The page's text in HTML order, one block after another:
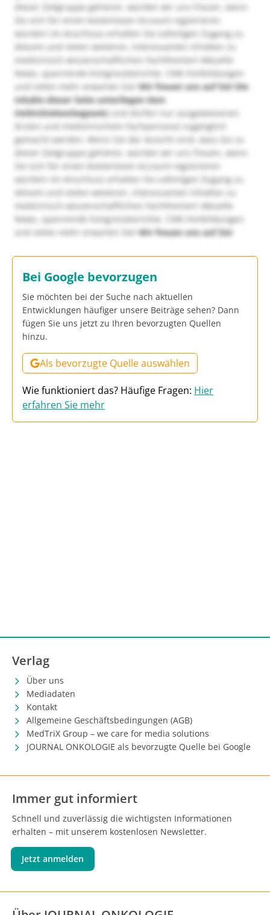
dieser Zielgruppe gehören, würden wir uns freuen, wenn
Sie sich für einen kostenlosen Account registrieren
würden! Im Anschluss erhalten Sie sofortigen Zugang zu
diesem und vielen weiteren, interessanten Inhalten zu
medizinisch-wissenschaftlichen Fachthemen! Aktuelle
News, spannende Kongressberichte, CME-Fortbildungen
und vieles mehr erwarten Sie!Wir freuen uns auf Sie! Die
Inhalte dieser Seite unterliegen dem
Heilmittelwerbegesetzund dürfen nur ausgewiesenen
Ärzten und medizinischem Fachpersonal zugänglich
gemacht werden. Wenn Sie der Ansicht sind, dass Sie zu
dieser Zielgruppe gehören, würden wir uns freuen, wenn
Sie sich für einen kostenlosen Account registrieren
würden! Im Anschluss erhalten Sie sofortigen Zugang zu
diesem und vielen weiteren, interessanten Inhalten zu
medizinisch-wissenschaftlichen Fachthemen! Aktuelle
News, spannende Kongressberichte, CME-Fortbildungen
und vieles mehr erwarten Sie!Wir freuen uns auf Sie!
Bei Google bevorzugen
Sie möchten bei der Suche nach aktuellen
Entwicklungen häufiger unsere Beiträge sehen? Dann
fügen Sie uns jetzt zu Ihren bevorzugten Quellen
hinzu.
Als bevorzugte Quelle auswählen
Wie funktioniert das? Häufige Fragen: Hier
erfahren Sie mehr
Verlag
Über uns
Mediadaten
Kontakt
Allgemeine Geschäftsbedingungen (AGB)
MedTriX Group – we care for media solutions
JOURNAL ONKOLOGIE als bevorzugte Quelle bei Google
Immer gut informiert
Schnell und zuverlässig die wichtigsten Informationen
erhalten – mit unserem kostenlosen Newsletter.
Jetzt anmelden